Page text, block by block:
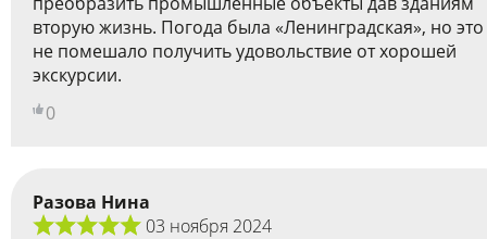
вторую жизнь. Погода была «Ленинградская», но это
не помешало получить удовольствие от хорошей
экскурсии.
0
Разова Нина
03 ноября 2024